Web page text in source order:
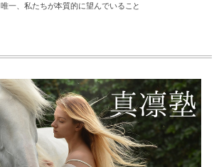
唯一、私たちが本質的に望んでいること